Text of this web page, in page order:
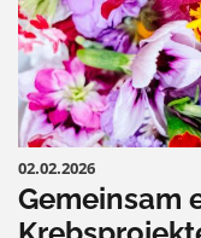
02.02.2026
Gemeinsam